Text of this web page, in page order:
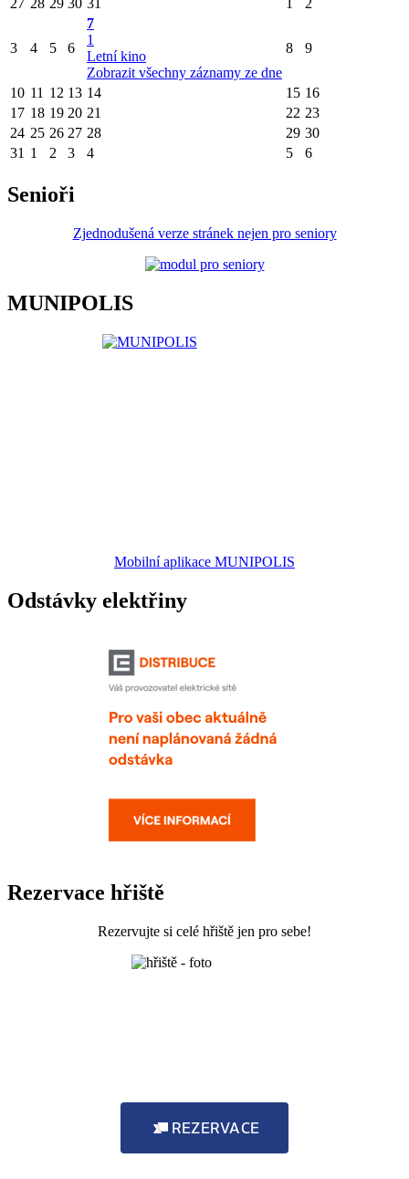
27 28 29 30 31 1 2
3 4 5 6
7
1
Letní kino
Zobrazit všechny záznamy ze dne
8 9
10 11 12 13 14 15 16
17 18 19 20 21 22 23
24 25 26 27 28 29 30
31 1 2 3 4 5 6
Senioři
Zjednodušená verze stránek nejen pro seniory
MUNIPOLIS
Mobilní aplikace MUNIPOLIS
Odstávky elektřiny
Rezervace hřiště
Rezervujte si celé hřiště jen pro sebe!
REZERVACE